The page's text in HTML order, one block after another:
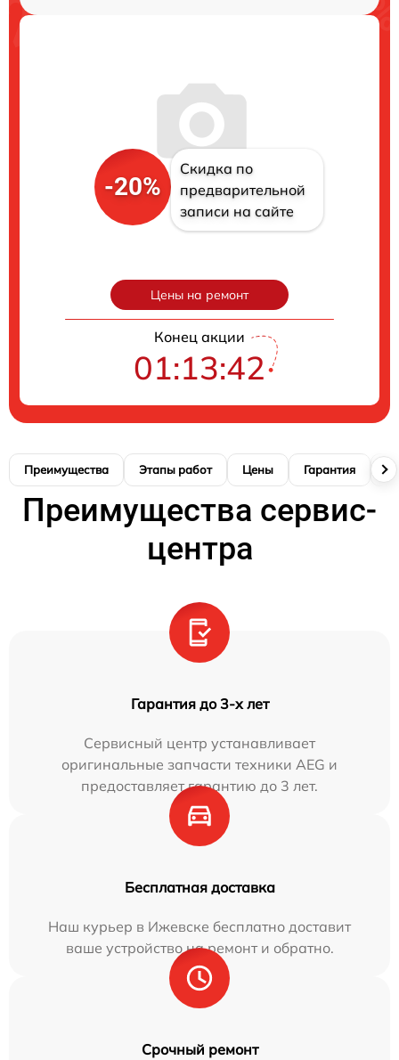
-20%
Скидка по
предварительной
записи на сайте
Цены на ремонт
Конец акции
01:13:41
Преимущества Этапы работ Цены Гарантия
Преимущества сервис-
центра
Гарантия до 3-х лет
Сервисный центр устанавливает
оригинальные запчасти техники AEG и
предоставляет гарантию до 3 лет.
Бесплатная доставка
Наш курьер в Ижевске бесплатно доставит
ваше устройство на ремонт и обратно.
Срочный ремонт